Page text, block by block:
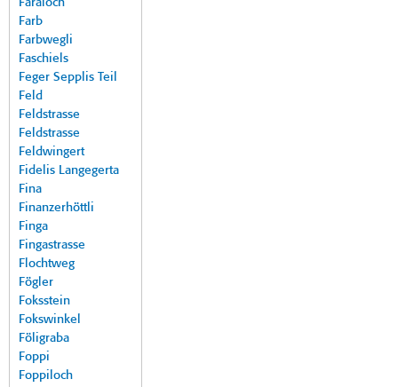
Faraloch
Farb
Farbwegli
Faschiels
Feger Sepplis Teil
Feld
Feldstrasse
Feldstrasse
Feldwingert
Fidelis Langegerta
Fina
Finanzerhöttli
Finga
Fingastrasse
Flochtweg
Fögler
Foksstein
Fokswinkel
Föligraba
Foppi
Foppiloch